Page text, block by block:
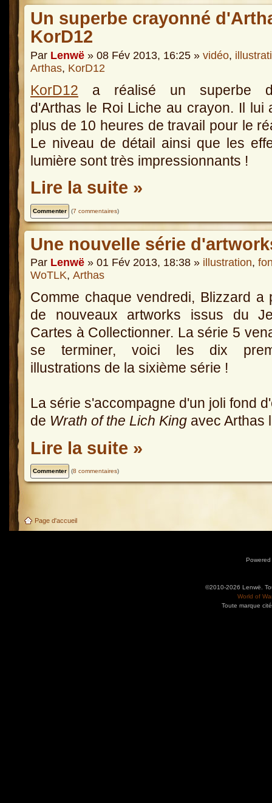
Un superbe crayonné
KorD12
Par Lenwë » 08 Fév 2013, 16:25 » vidéo,
Arthas, KorD12
KorD12 a réalisé un superbe
d'Arthas le Roi Liche au crayon. Il lui
plus de 10 heures de travail pour le
Le niveau de détail ainsi que les
lumière sont très impressionnants !
Lire la suite »
(7 commentaires)
Une nouvelle série
Par Lenwë » 01 Fév 2013, 18:38 » illustration,
WoTLK, Arthas
Comme chaque vendredi, Blizzard a
de nouveaux artworks issus du
Cartes à Collectionner. La série 5
se terminer, voici les dix
illustrations de la sixième série !
La série s'accompagne d'un joli fond
de Wrath of the Lich King avec Arthas
Lire la suite »
(8 commentaires)
Page d'accueil
©2010-2026 Lenwë.
World of
Toute marque